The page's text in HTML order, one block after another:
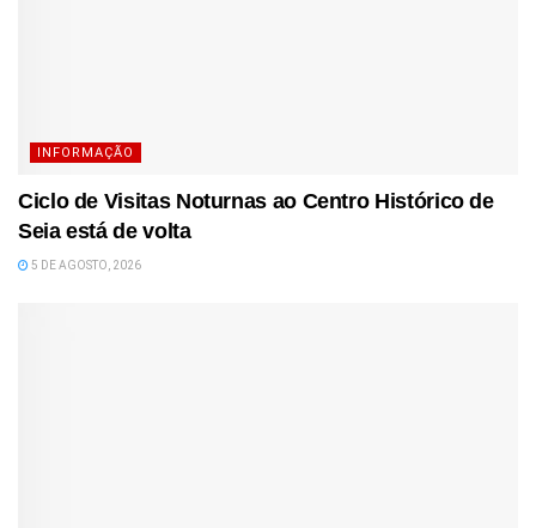
INFORMAÇÃO
Ciclo de Visitas Noturnas ao Centro Histórico de
Seia está de volta
5 DE AGOSTO, 2026